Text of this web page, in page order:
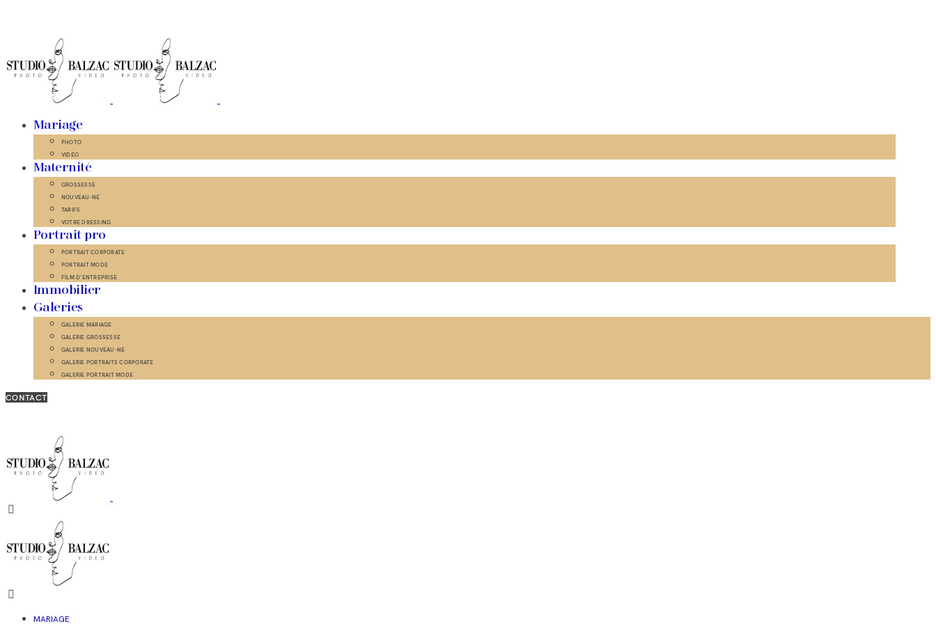
Mariage
PHOTO
VIDÉO
Maternité
GROSSESSE
NOUVEAU-NÉ
TARIFS
VOTRE DRESSING
Portrait pro
PORTRAIT CORPORATE
PORTRAIT MODE
FILM D’ENTREPRISE
Immobilier
Galeries
GALERIE MARIAGE
GALERIE GROSSESSE
GALERIE NOUVEAU-NÉ
GALERIE PORTRAITS CORPORATE
GALERIE PORTRAIT MODE
CONTACT
MARIAGE